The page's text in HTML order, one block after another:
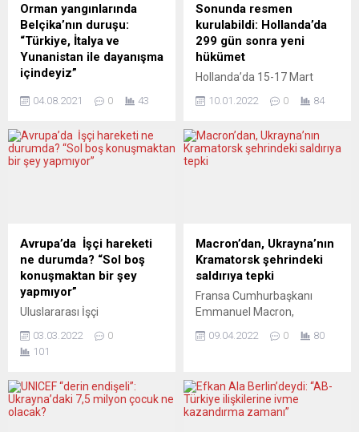
Orman yangınlarında
Belçika’nın duruşu:
“Türkiye, İtalya ve
Yunanistan ile dayanışma
içindeyiz”
mücadele eden Türkiye,
dayanışma mesajı paylaştı.
Belçika Dışişleri Bakanlığının
Türkiye, İtalya ve
Yunanistan ile dayanışma
içindedir” denildi.
Açıklamada,
“Düşüncelerimiz bu
yangınların kurbanı olan tüm
insanlarla ve ölümcül
yangınlarla mücadele etmek
04.08.2021 0 43
Sonunda resmen
kurulabildi: Hollanda’da
299 gün sonra yeni
hükümet
Hollanda’da 15-17 Mart
seçimden 299 gün sonra
Dilan Yeşilgöz-Zegerius ve
Günay Uslu da yeni kabinede
Demokrat 66 (D66) ve
Hristiyan Birlik Partisi’nden
(CU) oluşan dört partili yeni
koalisyon hükümeti göreve...
10.01.2022 0 84
Avrupa’da İşçi hareketi
ne durumda? “Sol boş
konuşmaktan bir şey
yapmıyor”
Uluslararası İşçi
ülkede geleneksel mitingler
düzenlendi. Ancak sanayi
biçimlerinin değişmesiyle
birlikte protestolar da
03.03.2022
0
101
Macron’dan, Ukrayna’nın
Kramatorsk şehrindeki
saldırıya tepki
Fransa Cumhurbaşkanı
Emmanuel Macron,
Kramatorsk kentindeki tren
Macron, Twitter
hesabından yaptığı
09.04.2022 0 80